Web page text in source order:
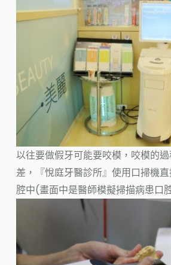
以往要做假牙可能要咬模，咬模的
差，『悅庭牙醫診所』使用口掃機
腔中(畫面中是醫師模擬掃描病患口